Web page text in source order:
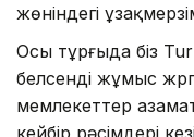
жөніндегі
Осы тұрғыда біз
белсенді жұмыс
мемлекеттер
кейбір рәсімдері